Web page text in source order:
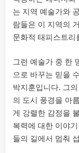
는 지역 예술가와
람들은 이 지역의
문화적 태피스트리
그런 예술가 중 한
으로 바꾸는 믿을
박지훈입니다. 그
의 도시 풍경을 아
게 강렬한 감정을
복력에 대한 이야
들의 길에서 멈춰